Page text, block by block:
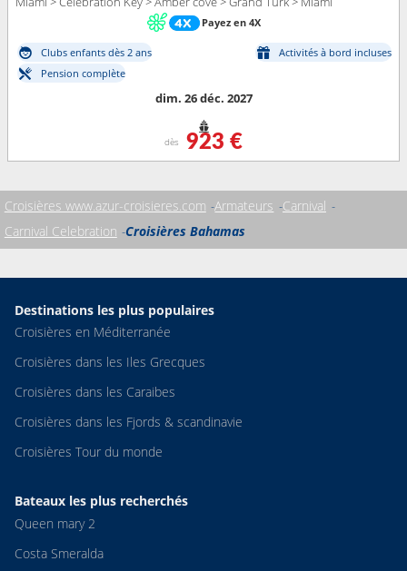
Payez en 4X
Clubs enfants dès 2 ans
Activités à bord incluses
Pension complète
dim. 26 déc. 2027
dès 923 €
Croisières www.azur-croisieres.com Armateurs Carnival
Carnival Celebration Croisières Bahamas
Destinations les plus populaires
Croisières en Méditerranée
Croisières dans les Iles Grecques
Croisières dans les Caraibes
Croisières dans les Fjords & scandinavie
Croisières Tour du monde
Bateaux les plus recherchés
Queen mary 2
Costa Smeralda